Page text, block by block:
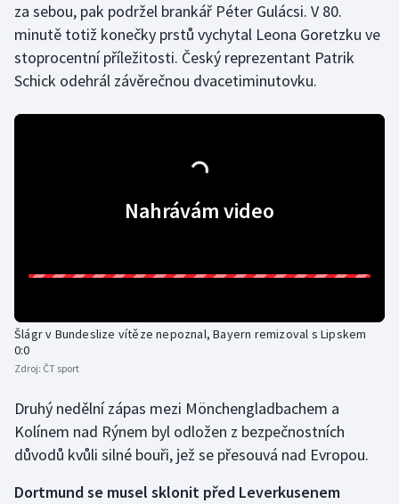
Jezdectví
Judo
Plavání
Plážový volejbal
Ragby
za sebou, pak podržel brankář Péter Gulácsi. V 80.
minutě totiž konečky prstů vychytal Leona Goretzku ve
stoprocentní příležitosti. Český reprezentant Patrik
Schick odehrál závěrečnou dvacetiminutovku.
Nahrávám video
Šlágr v Bundeslize vítěze nepoznal, Bayern remizoval s Lipskem
0:0
Zdroj: ČT sport
Druhý nedělní zápas mezi Mönchengladbachem a
Kolínem nad Rýnem byl odložen z bezpečnostních
důvodů kvůli silné bouři, jež se přesouvá nad Evropou.
Dortmund se musel sklonit před Leverkusenem